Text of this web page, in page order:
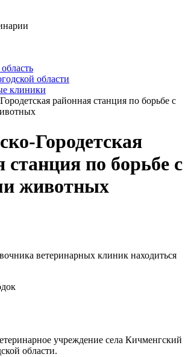
области
клиники
районная станция по борьбе с
Городетская
станция по борьбе с
животных
ветеринарных клиник находиться
учреждение села Кичменгский
области.